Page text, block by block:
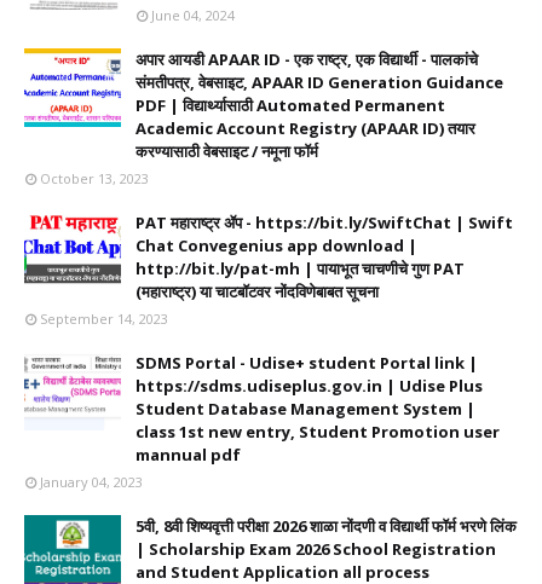
June 04, 2024
अपार आयडी APAAR ID - एक राष्ट्र, एक विद्यार्थी - पालकांचे
संमतीपत्र, वेबसाइट, APAAR ID Generation Guidance
PDF | विद्यार्थ्यासाठी Automated Permanent
Academic Account Registry (APAAR ID) तयार
करण्यासाठी वेबसाइट / नमूना फॉर्म
October 13, 2023
PAT महाराष्ट्र ॲप - https://bit.ly/SwiftChat | Swift
Chat Convegenius app download |
http://bit.ly/pat-mh | पायाभूत चाचणीचे गुण PAT
(महाराष्ट्र) या चाटबॉटवर नोंदविणेबाबत सूचना
September 14, 2023
SDMS Portal - Udise+ student Portal link |
https://sdms.udiseplus.gov.in | Udise Plus
Student Database Management System |
class 1st new entry, Student Promotion user
mannual pdf
January 04, 2023
5वी, 8वी शिष्यवृत्ती परीक्षा 2026 शाळा नोंदणी व विद्यार्थी फॉर्म भरणे लिंक
| Scholarship Exam 2026 School Registration
and Student Application all process